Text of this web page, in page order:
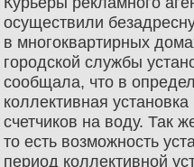
осуществили
в многоквартирных
городской службы
сообщала, что в
коллективная
счетчиков на воду. Так
то есть возможность
период коллективной